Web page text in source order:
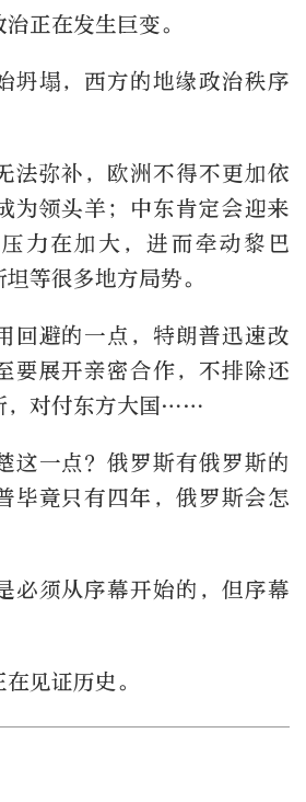
正在发生巨变。
坍塌，西方的地缘政治秩序
法弥补，欧洲不得不更加依
为领头羊；中东肯定会迎来
力在加大，进而牵动黎巴
等很多地方局势。
回避的一点，特朗普迅速改
要展开亲密合作，不排除还
，对付东方大国……
这一点？俄罗斯有俄罗斯的
毕竟只有四年，俄罗斯会怎
必须从序幕开始的，但序幕
见证历史。